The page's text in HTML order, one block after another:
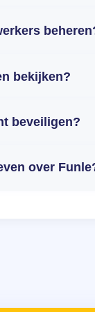
bekijken?
beveiligen?
over